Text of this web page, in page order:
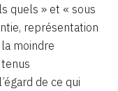
quels » et « sous
représentation
moindre
de ce qui